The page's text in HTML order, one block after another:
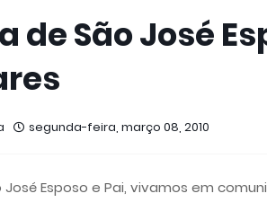
de São José
segunda-feira, março 08, 2010
José Esposo e Pai, vivamos em